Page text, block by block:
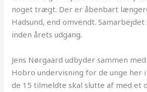
noget trægt. Der er åbenbart
Hadsund, end omvendt.
inden årets udgang.
Jens Nørgaard udbyder sammen
Hobro undervisning for de unge her
de 15 tilmeldte skal slutte af med et